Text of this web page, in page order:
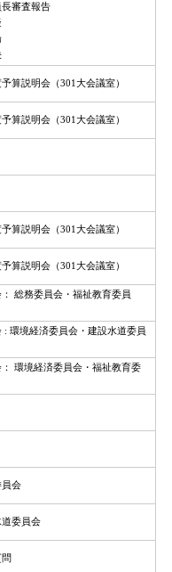
長審査報告
算説明会（301大会議室）
算説明会（301大会議室）
算説明会（301大会議室）
算説明会（301大会議室）
総務委員会・福祉教育委員
: 環境経済委員会・建設水道委員
環境経済委員会・福祉教育委
会
委員会